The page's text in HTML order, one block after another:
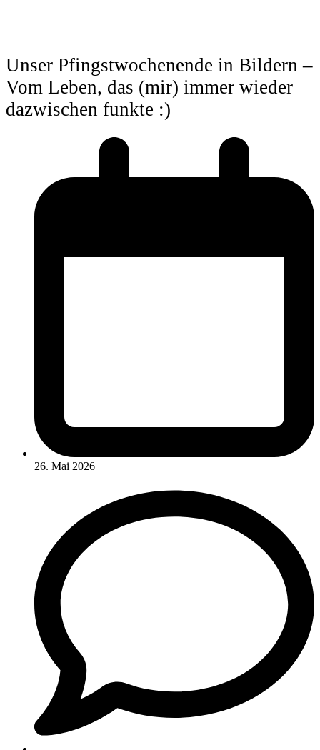
Unser Pfingstwochenende in Bildern –
Vom Leben, das (mir) immer wieder
dazwischen funkte :)
26. Mai 2026